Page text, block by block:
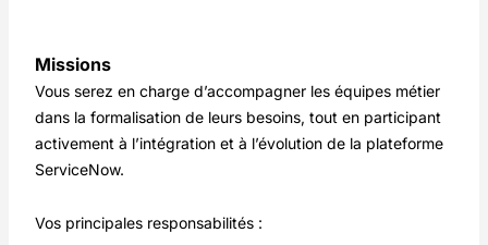
Missions
Vous serez en charge d’accompagner les équipes métier
dans la formalisation de leurs besoins, tout en participant
activement à l’intégration et à l’évolution de la plateforme
ServiceNow.
Vos principales responsabilités :